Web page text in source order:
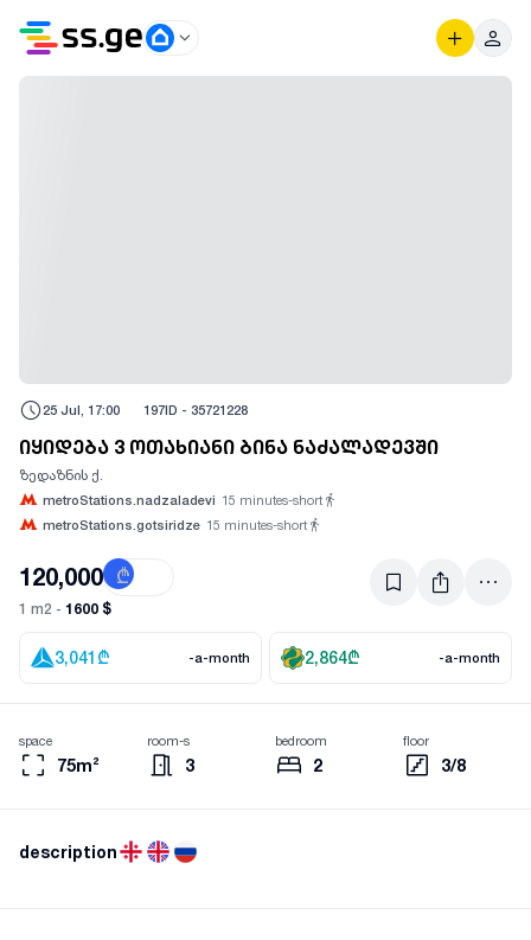
25 Jul, 17:00 197ID - 35721228
იყიდება 3 ოთახიანი ბინა ნაძალადევში
ზედაზნის ქ.
metroStations.nadzaladevi 15 minutes-short
metroStations.gotsiridze 15 minutes-short
120,000 ₾
1 m2 - 1600 $
3,041 ₾ -a-month 2,864₾ -a-month
75m²
space
3
room-s
2
bedroom
3/8
floor
description